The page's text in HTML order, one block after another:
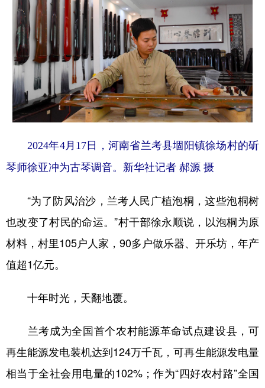
2024年4月17日，河南省兰考县堌阳镇徐场村的斫
琴师徐亚冲为古琴调音。新华社记者 郝源 摄
“为了防风治沙，兰考人民广植泡桐，这些泡桐树
也改变了村民的命运。”村干部徐永顺说，以泡桐为原
材料，村里105户人家，90多户做乐器、开乐坊，年产
值超1亿元。
十年时光，天翻地覆。
兰考成为全国首个农村能源革命试点建设县，可
再生能源发电装机达到124万千瓦，可再生能源发电量
相当于全社会用电量的102%；作为“四好农村路”全国